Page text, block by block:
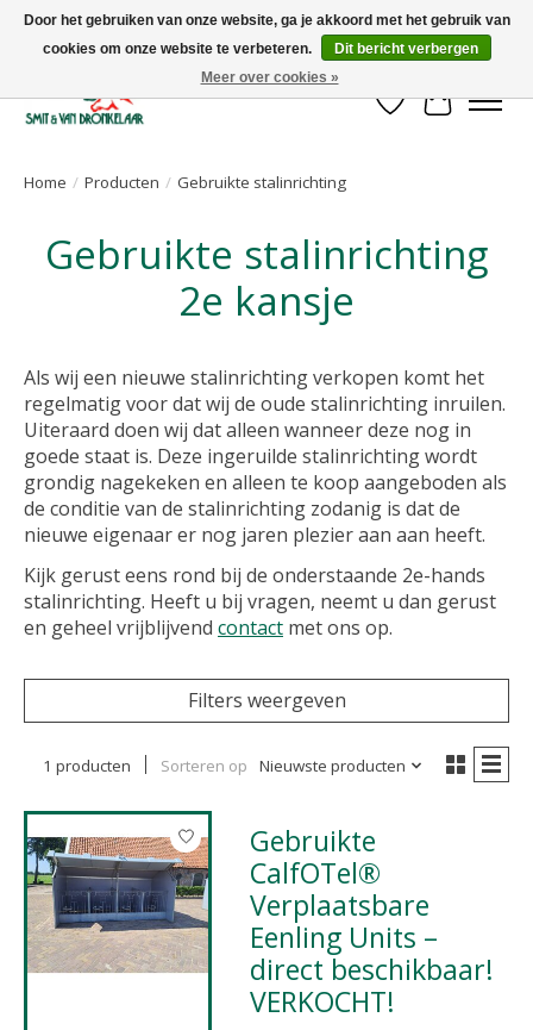
Uw leverancier voor stalinrichtingen en het opruwen van betonvloeren!
Verlanglijst
Home / Producten / Gebruikte stalinrichting
Gebruikte stalinrichting
2e kansje
Als wij een nieuwe stalinrichting verkopen komt het
regelmatig voor dat wij de oude stalinrichting inruilen.
Uiteraard doen wij dat alleen wanneer deze nog in
goede staat is. Deze ingeruilde stalinrichting wordt
grondig nagekeken en alleen te koop aangeboden als
de conditie van de stalinrichting zodanig is dat de
nieuwe eigenaar er nog jaren plezier aan aan heeft.
Kijk gerust eens rond bij de onderstaande 2e-hands
stalinrichting. Heeft u bij vragen, neemt u dan gerust
en geheel vrijblijvend contact met ons op.
Filters weergeven
1 producten Sorteren op Nieuwste producten
Gebruikte
CalfOTel®
Verplaatsbare
Eenling Units –
direct beschikbaar!
VERKOCHT!
Door het gebruiken van onze website, ga je akkoord met het gebruik van
cookies om onze website te verbeteren.
Dit bericht verbergen
Meer over cookies »